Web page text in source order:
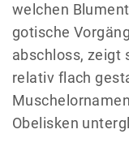
welchen
gotische
abschloss, zeigt
relativ flach
Obelisken